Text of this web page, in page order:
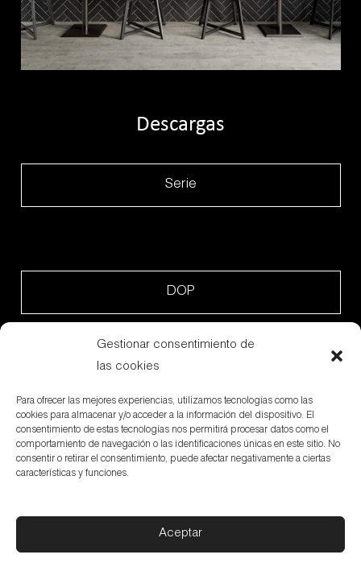
Gestionar consentimiento de
las cookies
Para ofrecer las mejores experiencias, utilizamos tecnologías como las
cookies para almacenar y/o acceder a la información del dispositivo. El
consentimiento de estas tecnologías nos permitirá procesar datos como el
comportamiento de navegación o las identificaciones únicas en este sitio. No
consentir o retirar el consentimiento, puede afectar negativamente a ciertas
características y funciones.
Aceptar
Descargas
Serie
DOP
Packing